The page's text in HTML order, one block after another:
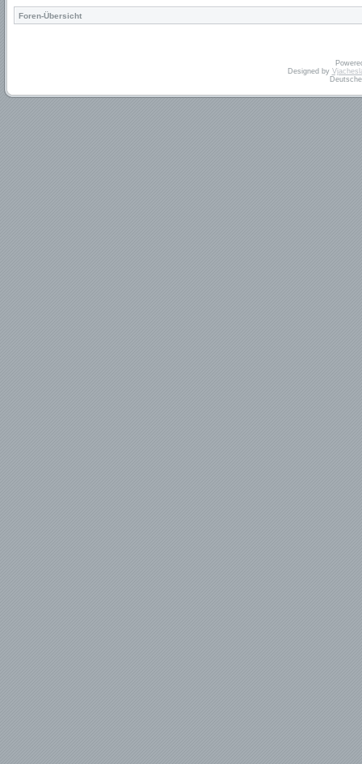
Foren-Übersicht
Designed by